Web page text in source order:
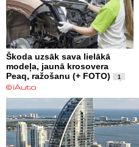
Škoda uzsāk sava lielākā
modeļa, jaunā krosovera
Peaq, ražošanu (+ FOTO)
1